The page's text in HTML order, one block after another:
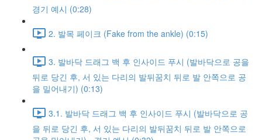
경기 예시 (0:28)
2. 발목 페이크 (Fake from the ankle) (0:15)
3. 발바닥 드래그 백 후 인사이드 푸시 (발바닥으로 공을
뒤로 당긴 후, 서 있는 다리의 발뒤꿈치 뒤로 발 안쪽으로 공
을 밀어내기) (0:13)
3.1. 발바닥 드래그 백 후 인사이드 푸시 (발바닥으로 공
을 뒤로 당긴 후, 서 있는 다리의 발뒤꿈치 뒤로 발 안쪽으로